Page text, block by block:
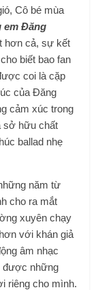
Cô bé mùa
em Đăng
hơn cả, sự kết
biết bao fan
coi là cặp
của Đăng
cảm xúc trong
sở hữu chất
ballad nhẹ
năm từ
cho ra mắt
xuyên chạy
với khán giả
âm nhạc
được những
riêng cho mình.